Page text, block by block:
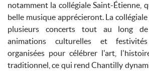
notamment la collégiale Saint-Étienne,
belle musique apprécieront. La
plusieurs concerts tout au long de
animations culturelles et
organisées pour célébrer l'art,
traditionnel, ce qui rend Chantilly